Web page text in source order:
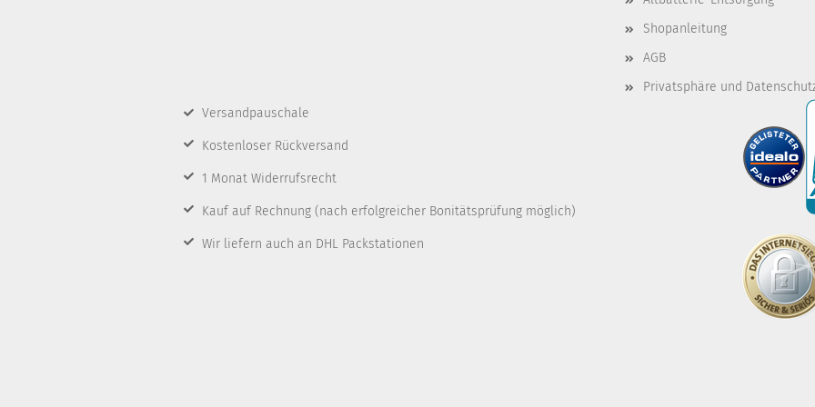
Shopanleitung
AGB
Privatsphäre und
Versandpauschale
Kostenloser Rückversand
1 Monat Widerrufsrecht
Kauf auf Rechnung (nach erfolgreicher Bonitätsprüfung möglich)
Wir liefern auch an DHL Packstationen